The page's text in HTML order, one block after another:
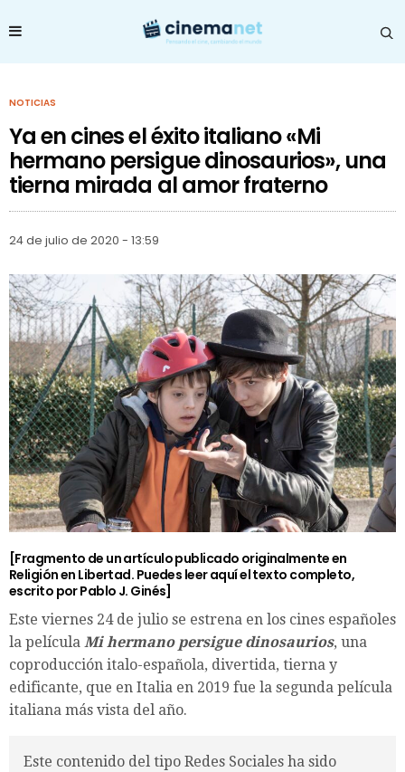
NOTICIAS
Ya en cines el éxito italiano «Mi
hermano persigue dinosaurios», una
tierna mirada al amor fraterno
24 de julio de 2020 - 13:59
[Fragmento de un artículo publicado originalmente en
Religión en Libertad. Puedes leer aquí el texto completo,
escrito por Pablo J. Ginés]
Este viernes 24 de julio se estrena en los cines españoles
la película Mi hermano persigue dinosaurios, una
coproducción italo-española, divertida, tierna y
edificante, que en Italia en 2019 fue la segunda película
italiana más vista del año.
Este contenido del tipo Redes Sociales ha sido